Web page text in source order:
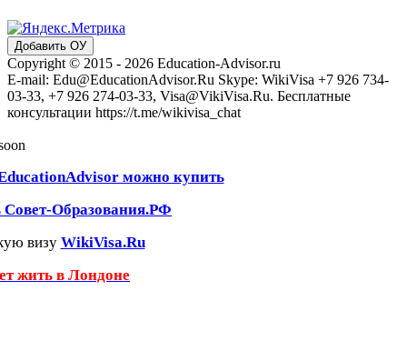
Добавить ОУ
Copyright © 2015 - 2026 Education-Advisor.ru
E-mail: Edu@EducationAdvisor.Ru Skype: WikiVisa +7 926 734-
03-33, +7 926 274-03-33, Visa@VikiVisa.Ru. Бесплатные
консультации https://t.me/wikivisa_chat
можно купить
Совет-Образования.РФ
визу WikiVisa.Ru
жить в Лондоне